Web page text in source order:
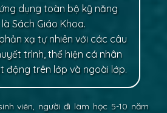
dụng toàn bộ kỹ năng
Sách Giáo Khoa.
xạ tự nhiên với các câu
trình, thể hiện cá nhân
động trên lớp và ngoài lớp.
viên, người đi làm học 5-10 năm